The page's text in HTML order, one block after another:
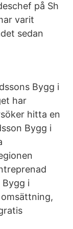
på Sh
varit
sedan
Bygg i
har
hitta en
Bygg i
i